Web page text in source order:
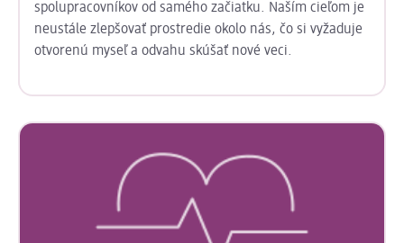
spolupracovníkov od samého začiatku. Naším cieľom je
neustále zlepšovať prostredie okolo nás, čo si vyžaduje
otvorenú myseľ a odvahu skúšať nové veci.